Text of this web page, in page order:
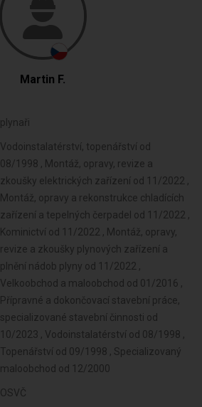
Martin F.
plynaři
Vodoinstalatérství, topenářství od
08/1998 , Montáž, opravy, revize a
zkoušky elektrických zařízení od 11/2022 ,
Montáž, opravy a rekonstrukce chladících
zařízení a tepelných čerpadel od 11/2022 ,
Kominictví od 11/2022 , Montáž, opravy,
revize a zkoušky plynových zařízení a
plnění nádob plyny od 11/2022 ,
Velkoobchod a maloobchod od 01/2016 ,
Přípravné a dokončovací stavební práce,
specializované stavební činnosti od
10/2023 , Vodoinstalatérství od 08/1998 ,
Topenářství od 09/1998 , Specializovaný
maloobchod od 12/2000
OSVČ